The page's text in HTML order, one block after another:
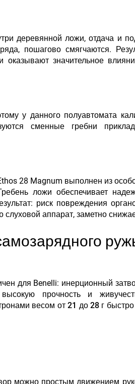
деревянной ложи, отдача и
пошагово смягчаются.
оказывают значительное
у данного полуавтомата
сменные гребни
28 Magnum выполнен из
ложи обеспечивает
риск повреждения
слуховой аппарат, заметно
для Benelli: инерционный
прочность и
весом от 21 до 28 г быстро
можно простым движением